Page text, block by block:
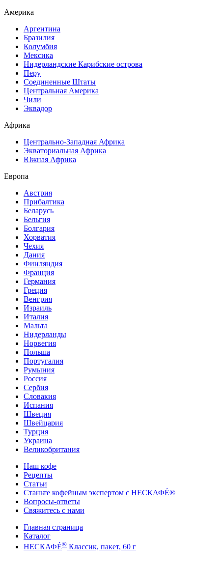
Америка
Аргентина
Бразилия
Колумбия
Мексика
Нидерландские Карибские острова
Перу
Соединенные Штаты
Центральная Америка
Чили
Эквадор
Африка
Центрально-Западная Африка
Экваториальная Африка
Южная Африка
Европа
Австрия
Прибалтика
Беларусь
Бельгия
Болгария
Хорватия
Чехия
Дания
Финляндия
Франция
Германия
Греция
Венгрия
Израиль
Италия
Мальта
Нидерланды
Норвегия
Польша
Португалия
Румыния
Россия
Сербия
Словакия
Испания
Швеция
Швейцария
Турция
Украина
Великобритания
Наш кофе
Рецепты
Cтатьи
Станьте кофейным экспертом с НЕСКАФÉ®
Вопросы-ответы
Свяжитесь с нами
Главная страница
Каталог
НЕСКАФÉ® Классик, пакет, 60 г